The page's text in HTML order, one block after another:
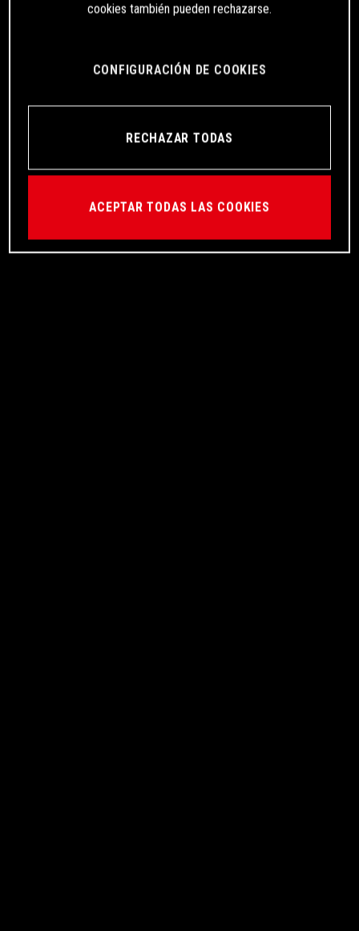
cookies también pueden rechazarse.
CONFIGURACIÓN DE COOKIES
RECHAZAR TODAS
ACEPTAR TODAS LAS COOKIES